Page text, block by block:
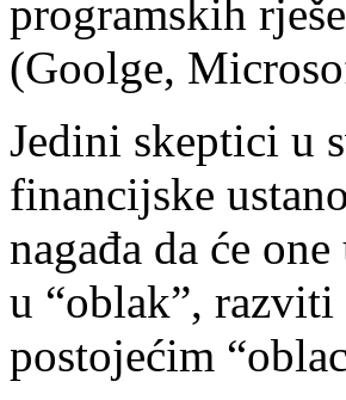
programskih
(Goolge,
Jedini skeptici u
financijske
nagađa da će
u “oblak”,
postojećim